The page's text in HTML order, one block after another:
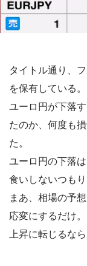
タイトル通り、
を保有している。
ユーロ円が下落
たのか、何度も
た。
ユーロ円の下落
食いしないつもり
まあ、相場の予
応変にするだけ。
上昇に転じるな